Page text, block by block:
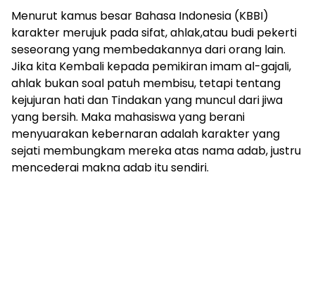
Menurut kamus besar Bahasa Indonesia (KBBI)
karakter merujuk pada sifat, ahlak,atau budi pekerti
seseorang yang membedakannya dari orang lain.
Jika kita Kembali kepada pemikiran imam al-gajali,
ahlak bukan soal patuh membisu, tetapi tentang
kejujuran hati dan Tindakan yang muncul dari jiwa
yang bersih. Maka mahasiswa yang berani
menyuarakan kebernaran adalah karakter yang
sejati membungkam mereka atas nama adab, justru
mencederai makna adab itu sendiri.